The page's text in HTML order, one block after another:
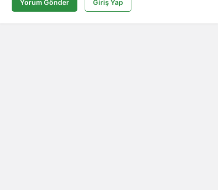
Yorum Gönder Giriş Yap